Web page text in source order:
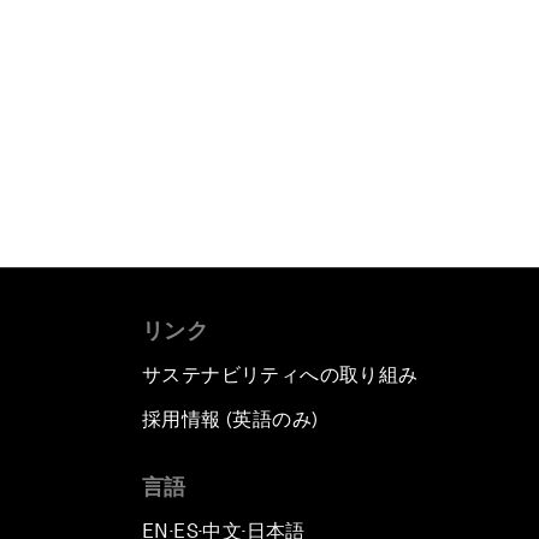
リンク
サステナビリティへの取り組み
採用情報 (英語のみ)
言語
EN ▪ES▪中文▪ 日本語